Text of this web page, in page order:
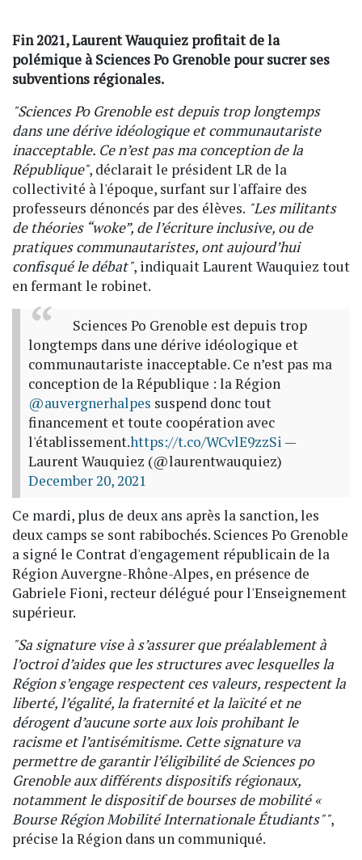
Fin 2021, Laurent Wauquiez profitait de la
polémique à Sciences Po Grenoble pour sucrer ses
subventions régionales.
"Sciences Po Grenoble est depuis trop longtemps
dans une dérive idéologique et communautariste
inacceptable. Ce n’est pas ma conception de la
République", déclarait le président LR de la
collectivité à l'époque, surfant sur l'affaire des
professeurs dénoncés par des élèves. "Les militants
de théories “woke”, de l’écriture inclusive, ou de
pratiques communautaristes, ont aujourd’hui
confisqué le débat", indiquait Laurent Wauquiez tout
en fermant le robinet.
Sciences Po Grenoble est depuis trop
longtemps dans une dérive idéologique et
communautariste inacceptable. Ce n’est pas ma
conception de la République : la Région
@auvergnerhalpes suspend donc tout
financement et toute coopération avec
l'établissement.https://t.co/WCvlE9zzSi —
Laurent Wauquiez (@laurentwauquiez)
December 20, 2021
Ce mardi, plus de deux ans après la sanction, les
deux camps se sont rabibochés. Sciences Po Grenoble
a signé le Contrat d'engagement républicain de la
Région Auvergne-Rhône-Alpes, en présence de
Gabriele Fioni, recteur délégué pour l'Enseignement
supérieur.
"Sa signature vise à s’assurer que préalablement à
l’octroi d’aides que les structures avec lesquelles la
Région s’engage respectent ces valeurs, respectent la
liberté, l’égalité, la fraternité et la laïcité et ne
dérogent d’aucune sorte aux lois prohibant le
racisme et l’antisémitisme. Cette signature va
permettre de garantir l’éligibilité de Sciences po
Grenoble aux différents dispositifs régionaux,
notamment le dispositif de bourses de mobilité «
Bourse Région Mobilité Internationale Étudiants"",
précise la Région dans un communiqué.